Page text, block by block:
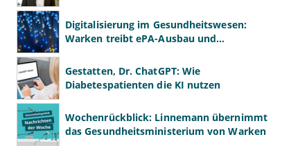
Digitalisierung im Gesundheitswesen:
Warken treibt ePA-Ausbau und
Gestatten, Dr. ChatGPT: Wie
Diabetespatienten die KI nutzen
Wochenrückblick: Linnemann übernimmt
das Gesundheitsministerium von Warken